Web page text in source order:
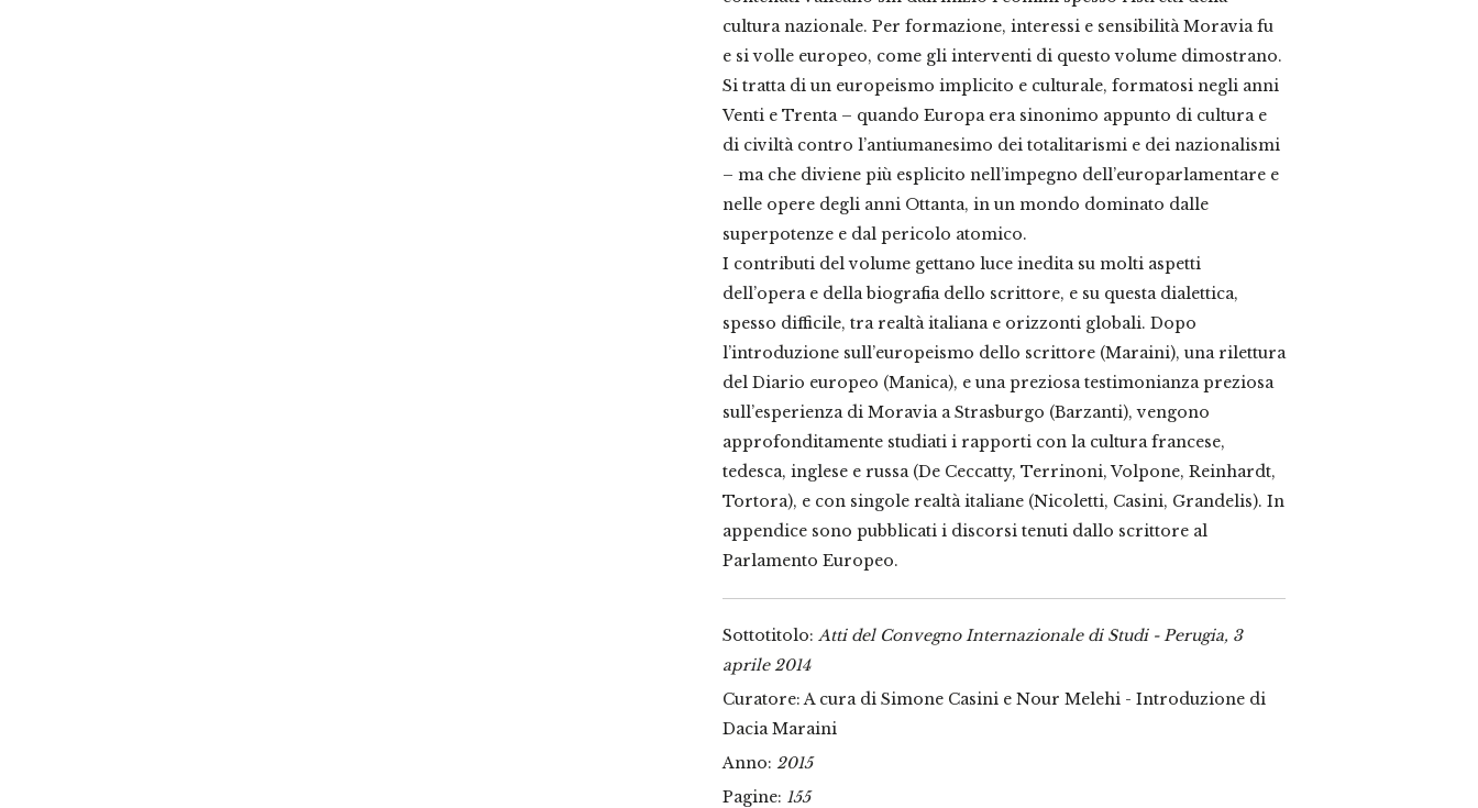
cultura nazionale. Per formazione, interessi e sensibilità Moravia fu
e si volle europeo, come gli interventi di questo volume dimostrano.
Si tratta di un europeismo implicito e culturale, formatosi negli anni
Venti e Trenta – quando Europa era sinonimo appunto di cultura e
di civiltà contro l’antiumanesimo dei totalitarismi e dei nazionalismi
– ma che diviene più esplicito nell’impegno dell’europarlamentare e
nelle opere degli anni Ottanta, in un mondo dominato dalle
superpotenze e dal pericolo atomico.
I contributi del volume gettano luce inedita su molti aspetti
dell’opera e della biografia dello scrittore, e su questa dialettica,
spesso difficile, tra realtà italiana e orizzonti globali. Dopo
l’introduzione sull’europeismo dello scrittore (Maraini), una rilettura
del Diario europeo (Manica), e una preziosa testimonianza preziosa
sull’esperienza di Moravia a Strasburgo (Barzanti), vengono
approfonditamente studiati i rapporti con la cultura francese,
tedesca, inglese e russa (De Ceccatty, Terrinoni, Volpone, Reinhardt,
Tortora), e con singole realtà italiane (Nicoletti, Casini, Grandelis). In
appendice sono pubblicati i discorsi tenuti dallo scrittore al
Parlamento Europeo.
Sottotitolo: Atti del Convegno Internazionale di Studi - Perugia, 3
aprile 2014
Curatore: A cura di Simone Casini e Nour Melehi - Introduzione di
Dacia Maraini
Anno: 2015
Pagine: 155